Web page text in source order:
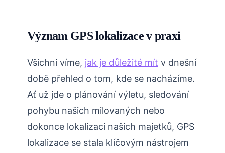
Význam GPS lokalizace v praxi
Všichni víme, jak je důležité mít v dnešní
době přehled o tom, kde se nacházíme.
Ať už jde o plánování výletu, sledování
pohybu našich milovaných nebo
dokonce lokalizaci našich majetků, GPS
lokalizace se stala klíčovým nástrojem